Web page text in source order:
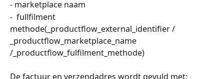
- marketplace naam
-  fullfilment
methode(_productflow_external_identifier /
_productflow_marketplace_name
/_productflow_fulfilment_methode)
De factuur en verzendadres wordt gevuld met: